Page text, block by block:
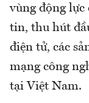
vùng động lực
tin, thu hút
điện tử, các
mạng công
tại Việt Nam.